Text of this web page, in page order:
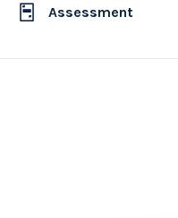
Assessment